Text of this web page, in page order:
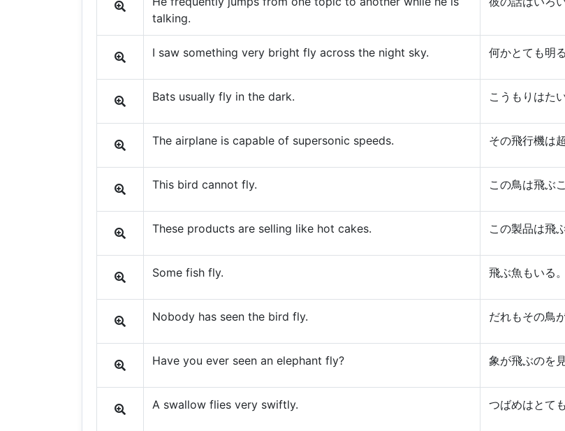
talking.
I saw something very bright fly across the night sky. 何かとても明
Bats usually fly in the dark. こうもりはた
The airplane is capable of supersonic speeds. その飛行機は
This bird cannot fly. この鳥は飛ぶ
These products are selling like hot cakes. この製品は飛
Some fish fly. 飛ぶ魚もいる。
Nobody has seen the bird fly. だれもその鳥
Have you ever seen an elephant fly? 象が飛ぶのを
A swallow flies very swiftly. つばめはとて